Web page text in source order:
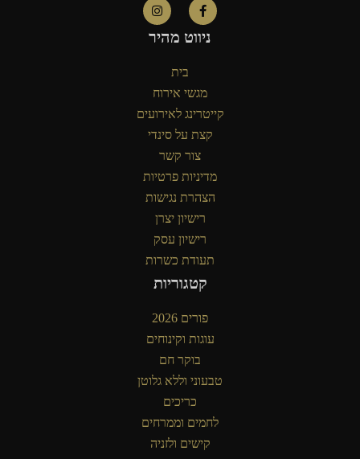
ניווט מהיר
בית
מגשי אירוח
קייטרינג לאירועים
קצת על סינדי
צור קשר
מדיניות פרטיות
הצהרת נגישות
רישיון יצרן
רישיון עסק
תעודת כשרות
קטגוריות
פורים 2026
עוגות וקינוחים
בוקר חם
טבעוני וללא גלוטן
כריכים
לחמים וממרחים
קישים ולזניה